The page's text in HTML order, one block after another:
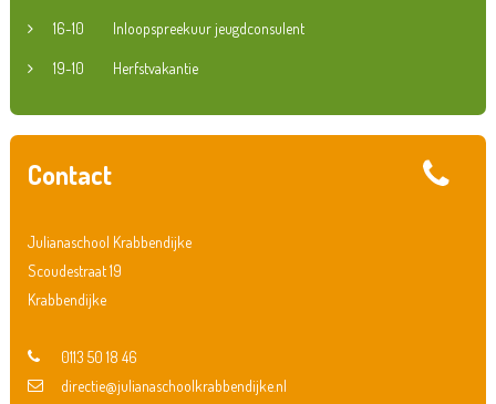
16-10 Inloopspreekuur jeugdconsulent
19-10 Herfstvakantie
Contact
Julianaschool Krabbendijke
Scoudestraat 19
Krabbendijke
0113 50 18 46
directie@julianaschoolkrabbendijke.nl